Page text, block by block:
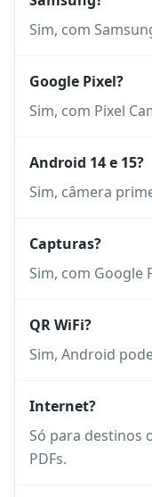
Sim, com
Google Pixel?
Sim, com Pixel
Android 14 e 15?
Sim, câmera
Capturas?
Sim, com Google
QR WiFi?
Sim, Android
Internet?
Só para destinos
PDFs.